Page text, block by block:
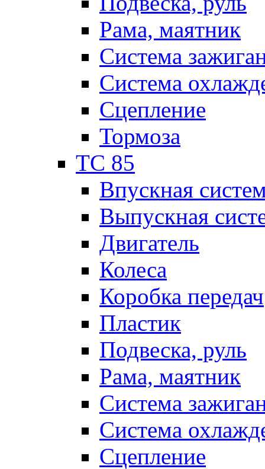
Рама, маятник
Система
Система
Сцепление
Тормоза
TC 85
Впускная
Выпускная
Двигатель
Колеса
Коробка передач
Пластик
Подвеска, руль
Рама, маятник
Система
Система
Сцепление